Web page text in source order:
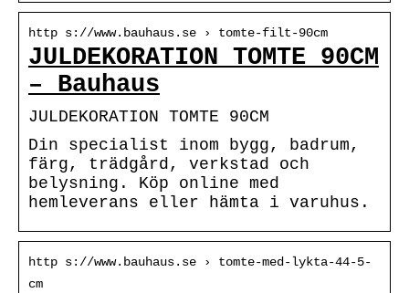
http s://www.bauhaus.se › tomte-filt-90cm
JULDEKORATION TOMTE 90CM
– Bauhaus
JULDEKORATION TOMTE 90CM
Din specialist inom bygg, badrum,
färg, trädgård, verkstad och
belysning. Köp online med
hemleverans eller hämta i varuhus.
http s://www.bauhaus.se › tomte-med-lykta-44-5-
cm